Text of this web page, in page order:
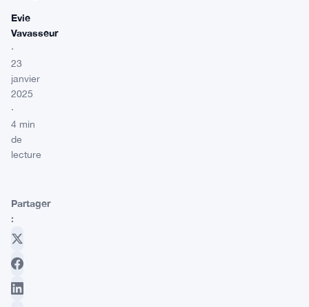
Evie
Vavasseur
·
23
janvier
2025
·
4 min
de
lecture
Partager
: